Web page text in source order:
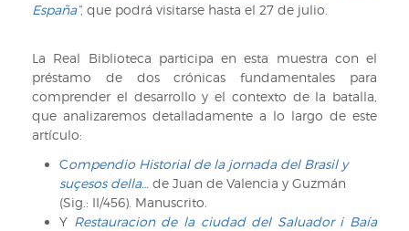
España”, que podrá visitarse hasta el 27 de julio.
La Real Biblioteca participa en esta muestra con el
préstamo de dos crónicas fundamentales para
comprender el desarrollo y el contexto de la batalla,
que analizaremos detalladamente a lo largo de este
artículo:
Compendio Historial de la jornada del Brasil y
suçesos della… de Juan de Valencia y Guzmán
(Sig.: II/456). Manuscrito.
Y Restauracion de la ciudad del Saluador i Baía